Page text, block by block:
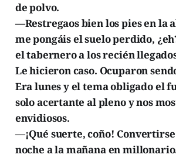
de polvo.
—Restregaos bien los pies en la
me pongáis el suelo perdido,
el tabernero a los recién
Le hicieron caso. Ocuparon
Era lunes y el tema obligado el
solo acertante al pleno y nos
envidiosos.
—¡Qué suerte, coño!
noche a la mañana en